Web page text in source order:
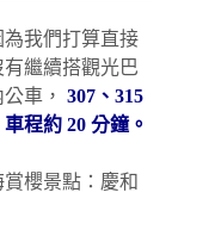
我們打算直接
繼續搭觀光巴
車， 307、315
程約 20 分鐘。